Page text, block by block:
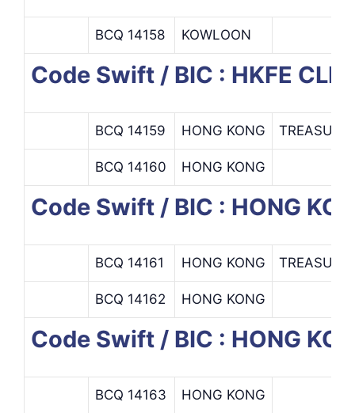
BCQ 14158 KOWLOON
Code Swift / BIC : HKFE
BCQ 14159 HONG KONG TREASURY
BCQ 14160 HONG KONG
Code Swift / BIC : HONG
BCQ 14161 HONG KONG
BCQ 14162 HONG KONG
Code Swift / BIC : HONG
BCQ 14163 HONG KONG